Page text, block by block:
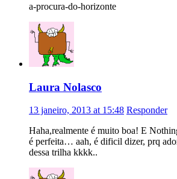
a-procura-do-horizonte
Laura Nolasco
13 janeiro, 2013 at 15:48 Responder
Haha,realmente é muito boa! E
é perfeita… aah, é dificil dizer, prq
dessa trilha kkkk..